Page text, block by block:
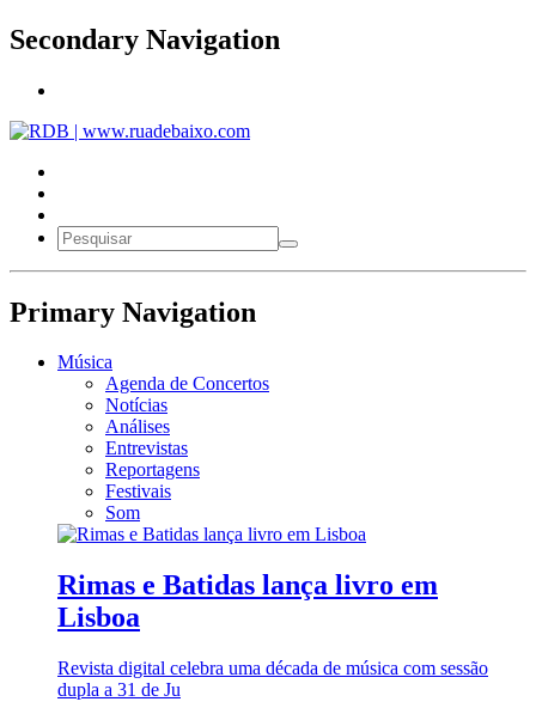
Secondary Navigation
Primary Navigation
Música
Agenda de Concertos
Notícias
Análises
Entrevistas
Reportagens
Festivais
Som
Rimas e Batidas lança livro em
Lisboa
Revista digital celebra uma década de música com sessão
dupla a 31 de Ju